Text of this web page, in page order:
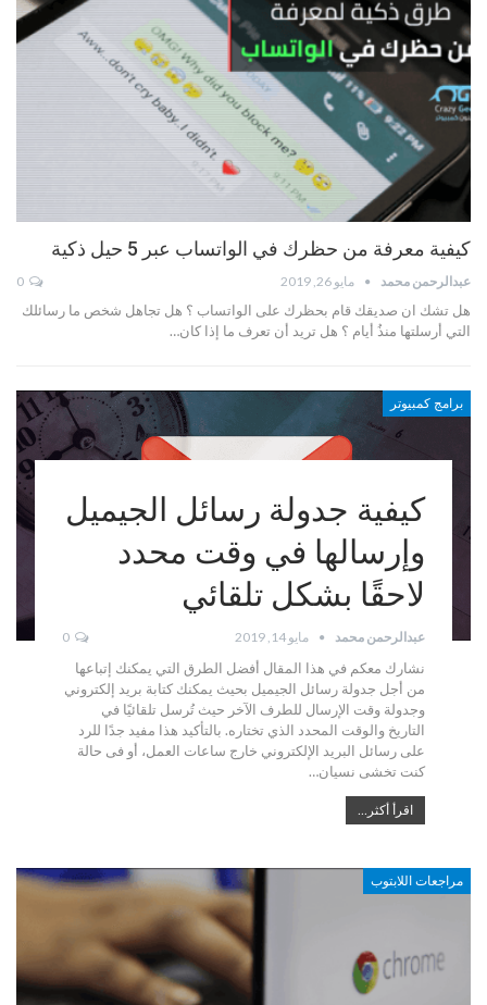
كيفية معرفة من حظرك في الواتساب عبر 5 حيل ذكية
عبدالرحمن محمد مايو 26, 2019
هل تشك ان صديقك قام بحظرك على الواتساب ؟ هل تجاهل شخص ما رسائلك
التي أرسلتها منذُ أيام ؟ هل تريد أن تعرف ما إذا كان…
برامج كمبيوتر
كيفية جدولة رسائل الجيميل
وإرسالها في وقت محدد
لاحقًا بشكل تلقائي
عبدالرحمن محمد مايو 14, 2019 0
نشارك معكم في هذا المقال أفضل الطرق التي يمكنك إتباعها
من أجل جدولة رسائل الجيميل بحيث يمكنك كتابة بريد إلكتروني
وجدولة وقت الإرسال للطرف الآخر حيث تُرسل تلقائيًا في
التاريخ والوقت المحدد الذي تختاره. بالتأكيد هذا مفيد جدًا للرد
على رسائل البريد الإلكتروني خارج ساعات العمل، أو فى حالة
كنت تخشى نسيان…
اقرأ أكثر...
مراجعات اللابتوب